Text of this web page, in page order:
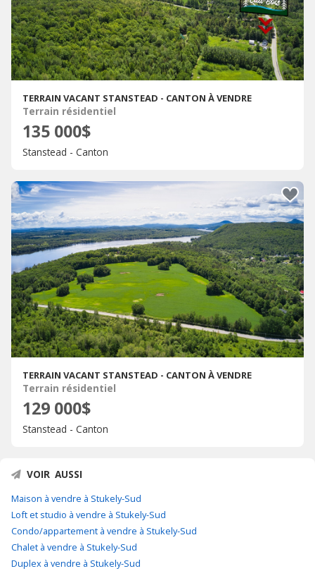
TERRAIN VACANT STANSTEAD - CANTON À VENDRE
Terrain résidentiel
135 000$
Stanstead - Canton
TERRAIN VACANT STANSTEAD - CANTON À VENDRE
Terrain résidentiel
129 000$
Stanstead - Canton
VOIR AUSSI
Maison à vendre à Stukely-Sud
Loft et studio à vendre à Stukely-Sud
Condo/appartement à vendre à Stukely-Sud
Chalet à vendre à Stukely-Sud
Duplex à vendre à Stukely-Sud